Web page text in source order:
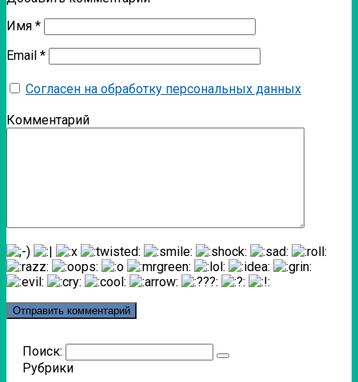
Имя *
Email *
Согласен на обработку персональных данных
Комментарий
Поиск:
Рубрики